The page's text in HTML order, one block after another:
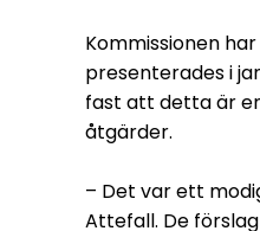
Kommissionen
presenterades i
fast att detta är
åtgärder.
– Det var ett
Attefall. De